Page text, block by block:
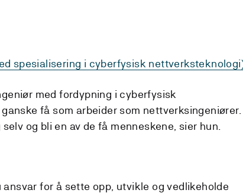
spesialisering i cyberfysisk
med fordypning i cyberfysisk
få som arbeider som nettverksingeniører.
og bli en av de få menneskene, sier hun.
for å sette opp, utvikle og vedlikeholde